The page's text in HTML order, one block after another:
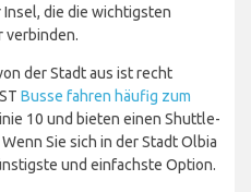
die die wichtigsten
verbinden.
der Stadt aus ist recht
Busse fahren häufig zum
10 und bieten einen Shuttle-
Sie sich in der Stadt Olbia
und einfachste Option.